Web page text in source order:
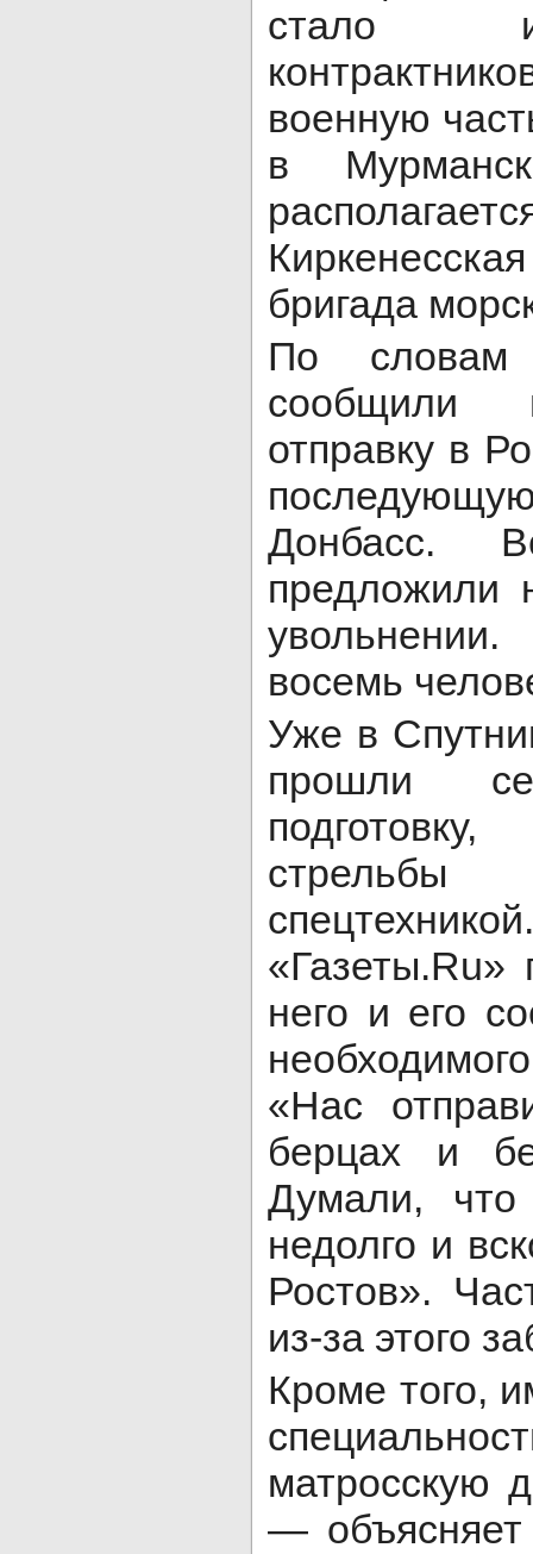
стало
военную
в
бригада
По словам
сообщили
отправку в
Донбасс.
предложили
восемь
Уже в
прошли
«Газеты.Ru»
него и его
«Нас
берцах и
Думали,
недолго и
Ростов».
из-за этого
Кроме того,
матросскую
—